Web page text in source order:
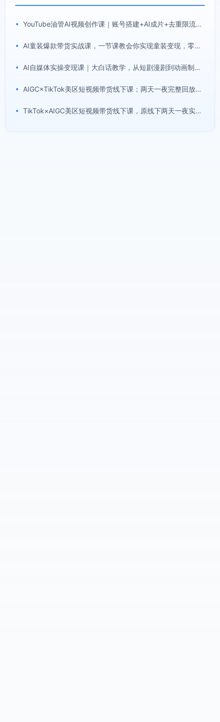
• YouTube油管AI视频创作课｜账号搭建+AI成片+去重限流解决方案，YPP变现一站式教学(更新0809)
• AI童装爆款带货实战课，一节课教会你实现童装变现，零基础也能落地实操
• AI自媒体实操变现课｜大白话教学，从短剧漫剧到动画制作，零基础也能掌握爆款内容创作与变现全流程
• AIGC×TikTok美区短视频带货线下课；两天一夜完整回放，12小时高清视频收录头部操盘手全流程教学
• TikTok×AIGC美区短视频带货线下课，原线下两天一夜实战课程，原价1.5W，完整收录12小时高清授课视频